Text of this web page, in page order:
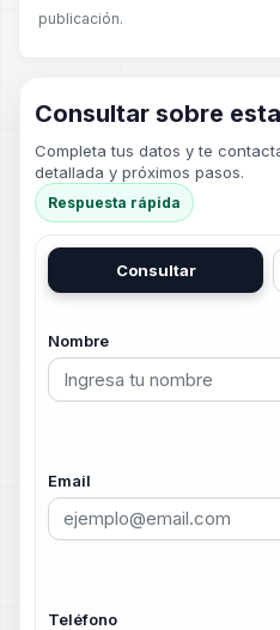
publicación.
Consultar sobre
Completa tus datos y te
detallada y próximos pasos.
Respuesta rápida
Consultar
Nombre
Email
Teléfono